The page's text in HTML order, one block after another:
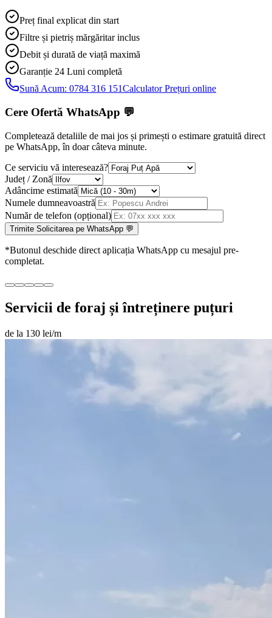
Preț final explicat din start
Filtre și pietriș mărgăritar inclus
Debit și durată de viață maximă
Garanție 24 Luni completă
Sună Acum: 0784 316 151Calculator Prețuri online
Cere Ofertă WhatsApp 💬
Completează detaliile de mai jos și primești o estimare gratuită direct
pe WhatsApp, în doar câteva minute.
Ce serviciu vă interesează?
Județ / Zonă
Adâncime estimată
Numele dumneavoastră
Număr de telefon (opțional)
Trimite Solicitarea pe WhatsApp 💬
*Butonul deschide direct aplicația WhatsApp cu mesajul pre-
completat.
Servicii de foraj și întreținere puțuri
de la 130 lei/m